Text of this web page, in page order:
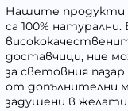
Нашите продукти
са 100% натурални.
доставчици, ние
за световния
от допълнителни
задушени в